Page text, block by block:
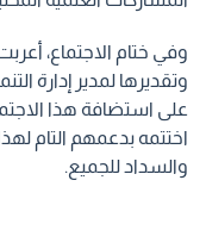
وفي ختام الاجتماع،
وتقديرها لمدير إدارة
على استضافة هذا
اختتمه بدعمهم التام
والسداد للجميع.